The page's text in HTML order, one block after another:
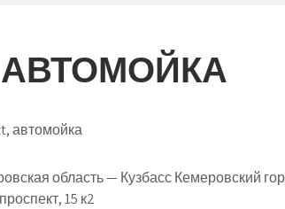
АВТОМОЙКА
автомойка
область — Кузбасс Кемеровский
15 к2